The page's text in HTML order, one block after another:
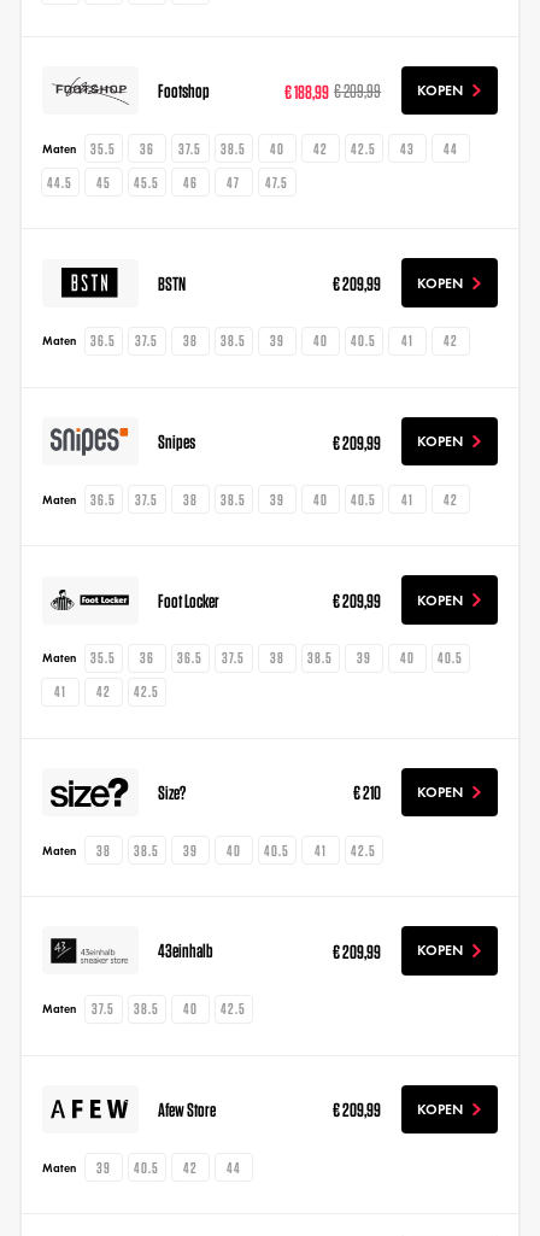
Footshop € 188,99 € 209,99 KOPEN
Maten 35.5 36 37.5 38.5 40 42 42.5 43
44
44.5
45 45.5 46 47 47.5
BSTN € 209,99 KOPEN
Maten 36.5 37.5 38 38.5 39 40 40.5 41 42
Snipes € 209,99 KOPEN
Maten 36.5 37.5 38 38.5 39 40 40.5 41 42
Foot Locker € 209,99 KOPEN
Maten 35.5 36 36.5 37.5 38 38.5 39 40
40.5
41
42 42.5
Size? € 210 KOPEN
Maten 38 38.5 39 40 40.5 41 42.5
43einhalb € 209,99 KOPEN
Maten 37.5 38.5 40 42.5
Afew Store € 209,99 KOPEN
Maten 39 40.5 42 44